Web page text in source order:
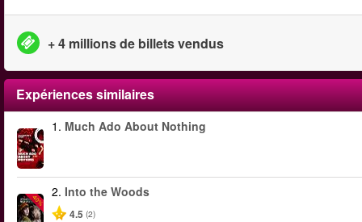
+ 4 millions de billets vendus
Expériences similaires
1. Much Ado About Nothing
-40%
2. Into the Woods
4.5 (2)